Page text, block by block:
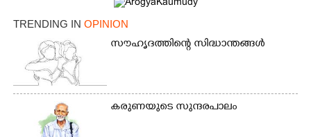
TRENDING IN OPINION
സൗഹൃദത്തിന്റെ സിദ്ധാന്തങ്ങൾ
കരുണയുടെ സുന്ദരപാലം